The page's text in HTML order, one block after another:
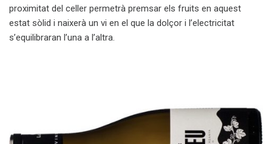
proximitat del celler permetrà premsar els fruits en aquest
estat sòlid i naixerà un vi en el que la dolçor i l’electricitat
s’equilibraran l’una a l’altra.